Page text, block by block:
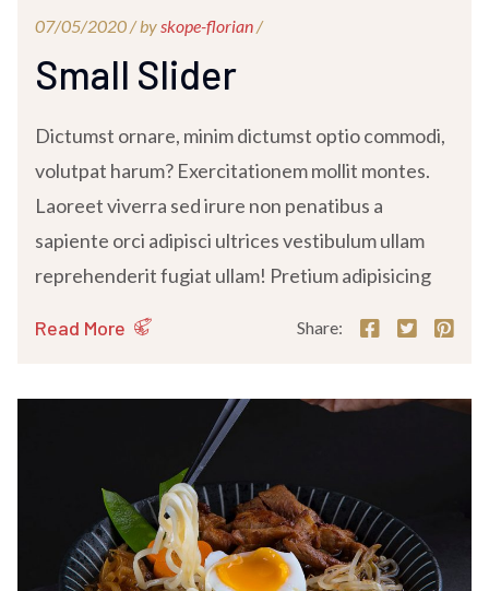
07/05/2020 /byskope-florian/
Small Slider
Dictumst ornare, minim dictumst optio commodi,
volutpat harum? Exercitationem mollit montes.
Laoreet viverra sed irure non penatibus a
sapiente orci adipisci ultrices vestibulum ullam
reprehenderit fugiat ullam! Pretium adipisicing
Read More Share: